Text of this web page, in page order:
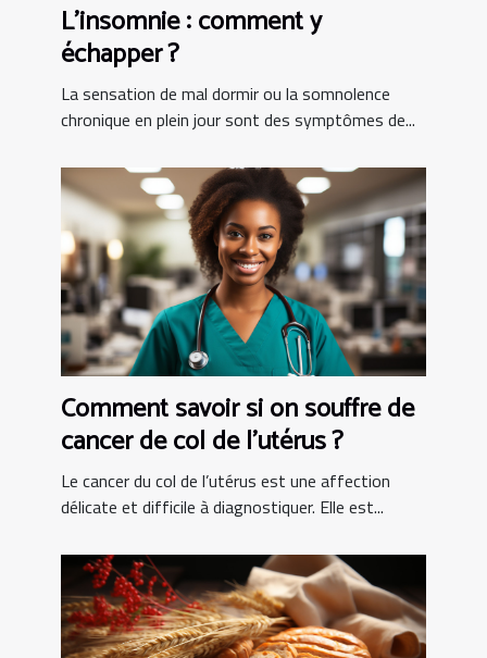
L’insomnie : comment y
échapper ?
La sensation de mal dormir ou la somnolence
chronique en plein jour sont des symptômes de...
Comment savoir si on souffre de
cancer de col de l’utérus ?
Le cancer du col de l’utérus est une affection
délicate et difficile à diagnostiquer. Elle est...